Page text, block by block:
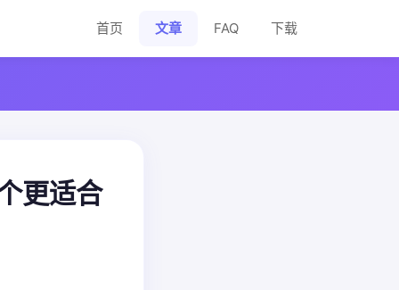
首页 文章 FAQ 下载
更适合